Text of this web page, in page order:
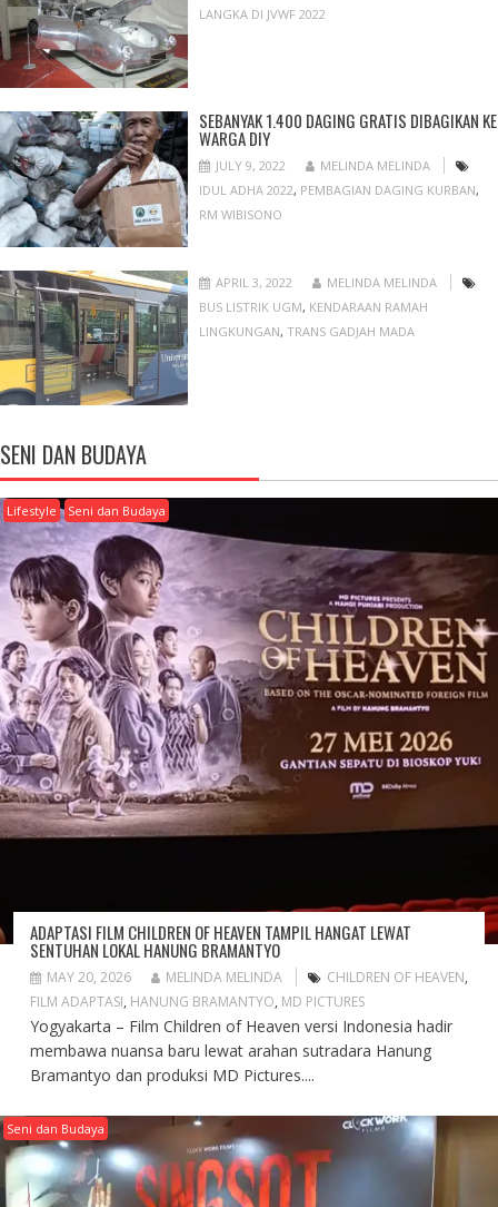
LANGKA DI JVWF 2022
SEBANYAK 1.400 DAGING GRATIS DIBAGIKAN KE
WARGA DIY
JULY 9, 2022
MELINDA MELINDA
IDUL ADHA 2022, PEMBAGIAN DAGING KURBAN,
RM WIBISONO
APRIL 3, 2022
MELINDA MELINDA
BUS LISTRIK UGM, KENDARAAN RAMAH
LINGKUNGAN,TRANS GADJAH MADA
SENI DAN BUDAYA
Lifestyle Seni dan Budaya
ADAPTASI FILM CHILDREN OF HEAVEN TAMPIL HANGAT LEWAT
SENTUHAN LOKAL HANUNG BRAMANTYO
MAY 20, 2026 MELINDA MELINDA CHILDREN OF HEAVEN,
FILM ADAPTASI, HANUNG BRAMANTYO, MD PICTURES
Yogyakarta – Film Children of Heaven versi Indonesia hadir
membawa nuansa baru lewat arahan sutradara Hanung
Bramantyo dan produksi MD Pictures....
Seni dan Budaya